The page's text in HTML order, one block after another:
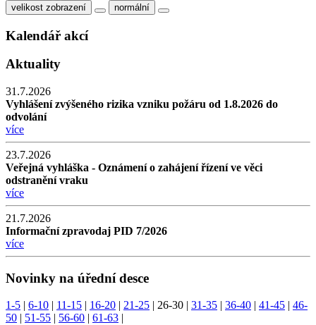
velikost zobrazení normální
Kalendář akcí
Aktuality
31.7.2026
Vyhlášení zvýšeného rizika vzniku požáru od 1.8.2026 do
odvolání
více
23.7.2026
Veřejná vyhláška - Oznámení o zahájení řízení ve věci
odstranění vraku
více
21.7.2026
Informační zpravodaj PID 7/2026
více
Novinky na úřední desce
1-5 6-10 11-15 16-20 21-25 26-30 31-35 36-40 41-45
46-
50
51-55 56-60 61-63